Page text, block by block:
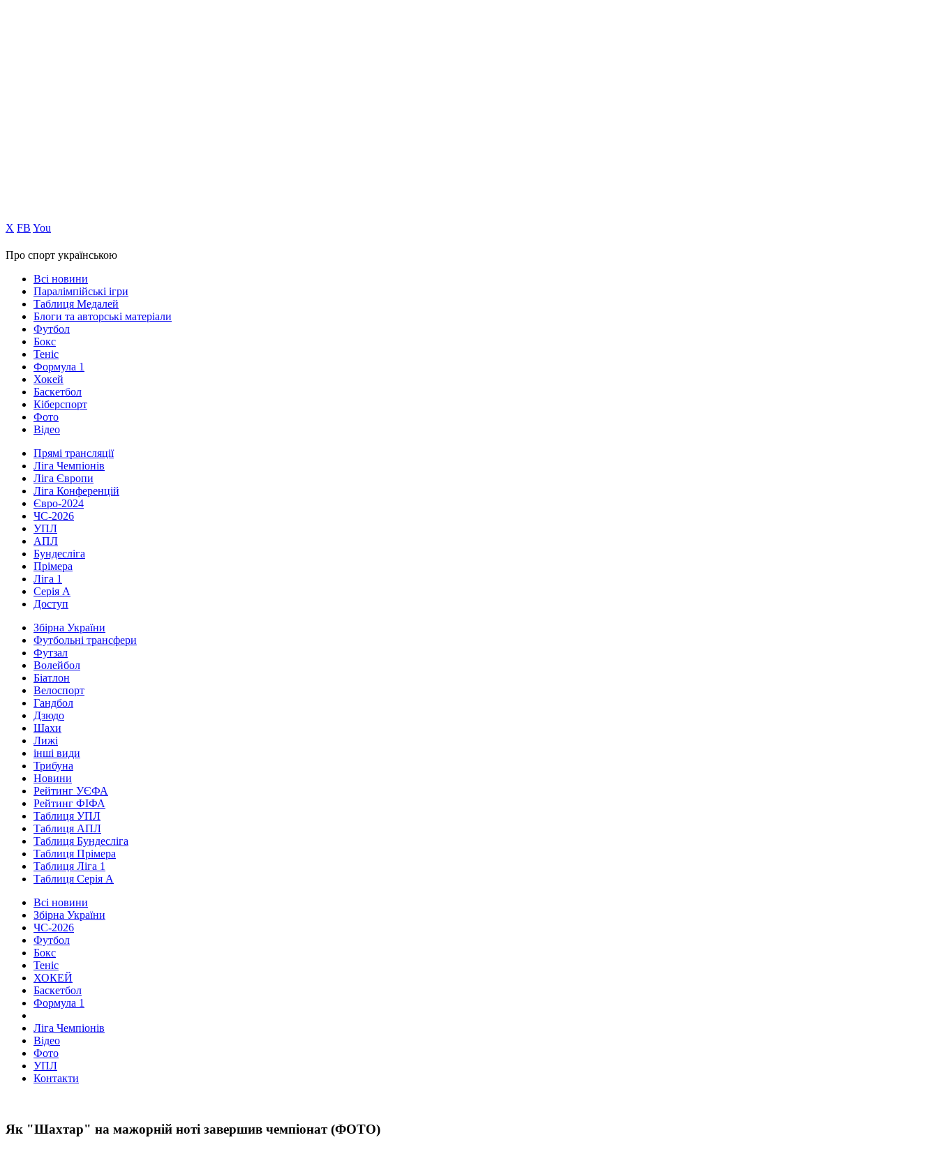
Х FB You
Про спорт українською
Всі новини
Паралімпійські ігри
Таблиця Медалей
Блоги та авторські матеріали
Футбол
Бокс
Теніс
Формула 1
Хокей
Баскетбол
Кіберспорт
Фото
Відео
Прямі трансляції
Ліга Чемпіонів
Ліга Європи
Ліга Конференцій
Євро-2024
ЧС-2026
УПЛ
АПЛ
Бундесліга
Прімера
Ліга 1
Серія А
Доступ
Збірна України
Футбольні трансфери
Футзал
Волейбол
Біатлон
Велоспорт
Гандбол
Дзюдо
Шахи
Лижі
інші види
Трибуна
Новини
Рейтинг УЄФА
Рейтинг ФІФА
Таблиця УПЛ
Таблиця АПЛ
Таблиця Бундесліга
Таблиця Прімера
Таблиця Ліга 1
Таблиця Серія А
Всі новини
Збірна України
ЧС-2026
Футбол
Бокс
Теніс
ХОКЕЙ
Баскетбол
Формула 1
Ліга Чемпіонів
Відео
Фото
УПЛ
Контакти
Як "Шахтар" на мажорній ноті завершив чемпіонат (ФОТО)